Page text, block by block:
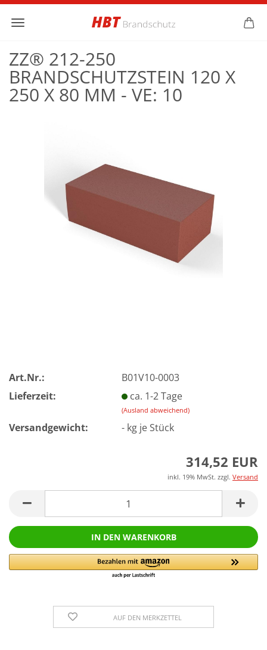
ZZ® 212-250
BRANDSCHUTZSTEIN 120 X
250 X 80 MM - VE: 10
Art.Nr.:
B01V10-0003
Lieferzeit:
ca. 1-2 Tage
(Ausland abweichend)
Versandgewicht: - kg je Stück
314,52 EUR
inkl. 19% MwSt. zzgl. Versand
AUF DEN MERKZETTEL